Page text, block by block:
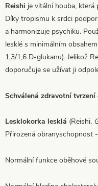
Reishi je vitální houba,
Díky tropismu k srdci
a harmonizuje psychiku.
lesklé s minimálním
1,3/1,6 D-glukanu). Jelikož
doporučuje se užívat ji
Schválená zdravotní
Lesklokorka lesklá (Reishi,
Přirozená obranyschopnost
Normální funkce oběhové